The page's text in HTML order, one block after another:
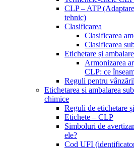
CLP – ATP
tehnic)
Clasificarea
Clasificarea
Clasificarea
Etichetare și ambalare
Armonizarea
CLP: ce
Reguli pentru
Etichetarea si ambalarea
chimice
Reguli de etichetare
Etichete – CLP
Simboluri de
ele?
Cod UFI